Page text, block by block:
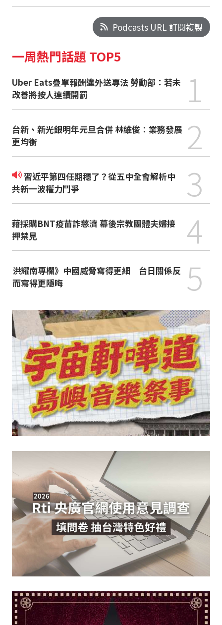
Podcasts URL 訂閱複製
一周熱門話題 TOP5
Uber Eats疊單報酬違外送專法 勞動部：若未
改善將按人連續開罰
1
台新、新光銀明年元旦合併 林維俊：業務發展
更均衡
2
習近平第四任期穩了？從五中全會解析中
共新一波權力鬥爭
3
藉採購BNT疫苗詐慈濟 幕後宗教團體夫婦接
押禁見
4
洪耀南專欄》中國威脅寫得更細 台日關係反
而寫得更隱晦
5